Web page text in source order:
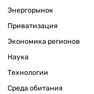
Энергорынок
Приватизация
Экономика регионов
Наука
Технологии
Среда обитания